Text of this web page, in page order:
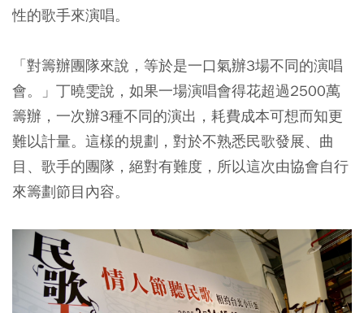
性的歌手來演唱。
「對籌辦團隊來說，等於是一口氣辦3場不同的演唱
會。」丁曉雯說，如果一場演唱會得花超過2500萬
籌辦，一次辦3種不同的演出，耗費成本可想而知更
難以計量。這樣的規劃，對於不熟悉民歌發展、曲
目、歌手的團隊，絕對有難度，所以這次由協會自行
來籌劃節目內容。